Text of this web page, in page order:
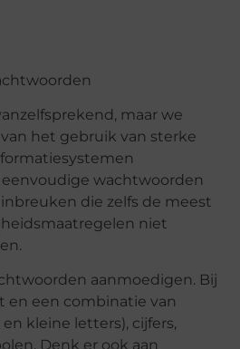
maar we
het gebruik van sterke
wachtwoorden
die zelfs de meest
niet
aanmoedigen. Bij
en een combinatie van
kleine letters), cijfers,
Denk er ook aan